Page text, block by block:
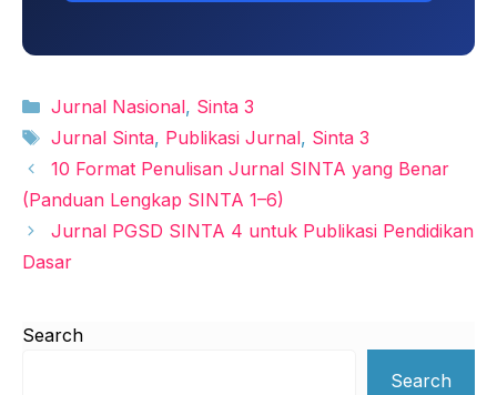
Kategori
Jurnal Nasional, Sinta 3
Tag
Jurnal Sinta, Publikasi Jurnal, Sinta 3
10 Format Penulisan Jurnal SINTA yang Benar
(Panduan Lengkap SINTA 1–6)
Jurnal PGSD SINTA 4 untuk Publikasi Pendidikan
Dasar
Search
Search